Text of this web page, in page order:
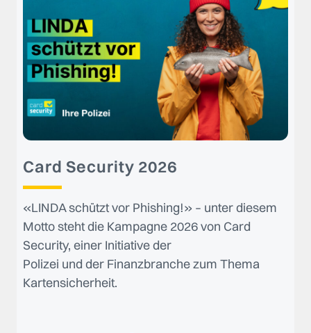
Card Security 2026
«LINDA schützt vor Phishing!» – unter diesem
Motto steht die Kampagne 2026 von Card
Security, einer Initiative der
Polizei und der Finanzbranche zum Thema
Kartensicherheit.